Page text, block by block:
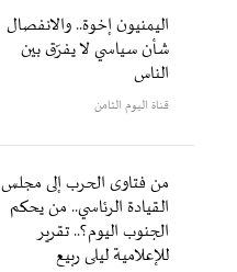
اليمنيون إخوة.. والانفصال
شأن سياسي لا يفرّق بين
الناس
قناة اليوم الثامن
من فتاوى الحرب إلى مجلس
القيادة الرئاسي.. من يحكم
الجنوب اليوم؟.. تقرير
للإعلامية ليلى ربيع